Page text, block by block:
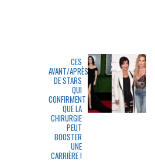
CES
AVANT/APRÈS
DE STARS
QUI
CONFIRMENT
QUE LA
CHIRURGIE
PEUT
BOOSTER
UNE
CARRIÈRE !